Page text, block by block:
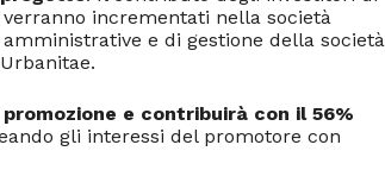
incrementati nella società
e di gestione della società
e contribuirà con il 56%
gli interessi del promotore con